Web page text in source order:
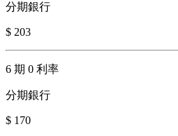
分期銀行
$ 203
6 期 0 利率
分期銀行
$ 170